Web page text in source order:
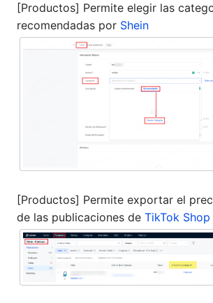
[Productos] Permite elegir las
recomendadas por Shein
[Productos] Permite exportar el
de las publicaciones de TikTok Shop